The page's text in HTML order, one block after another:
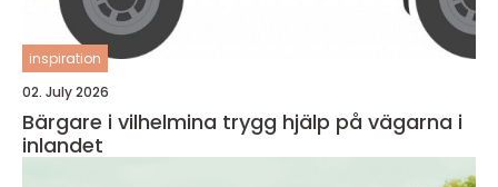
inspiration
02. July 2026
Bärgare i vilhelmina trygg hjälp på vägarna i
inlandet